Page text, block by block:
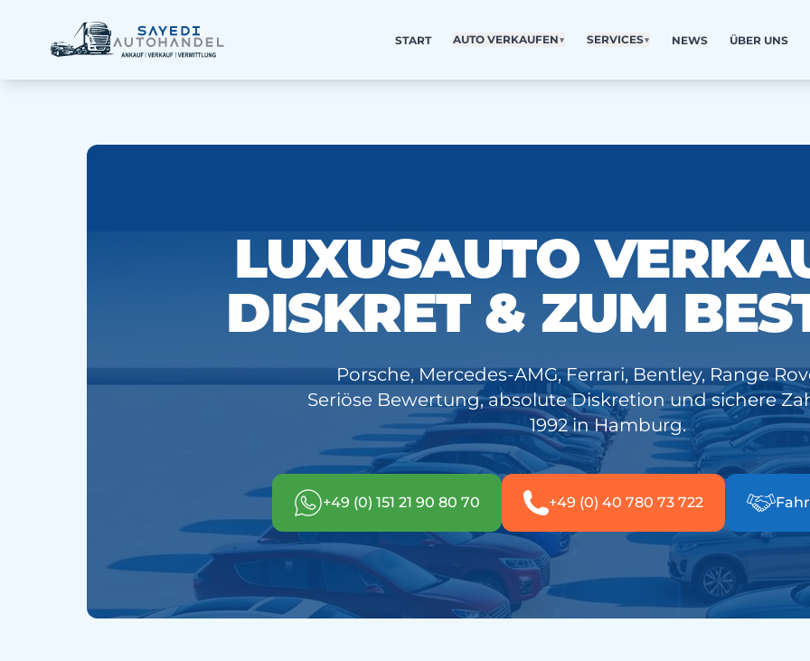
START AUTO VERKAUFEN▼ SERVICES▼ NEWS ÜBER UNS
LUXUSAUTO
DISKRET & ZUM
Porsche, Mercedes-AMG, Ferrari, Bentley, Range
Seriöse Bewertung, absolute Diskretion und sichere
1992 in Hamburg.
+49 (0) 151 21 90 80 70 +49 (0) 40 780 73 722